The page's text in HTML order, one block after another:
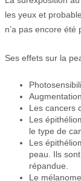
les yeux et
n’a pas encore été
Ses effets sur la
Les cancers
Les
le type de
Les
peau. Ils
répandue.
Le